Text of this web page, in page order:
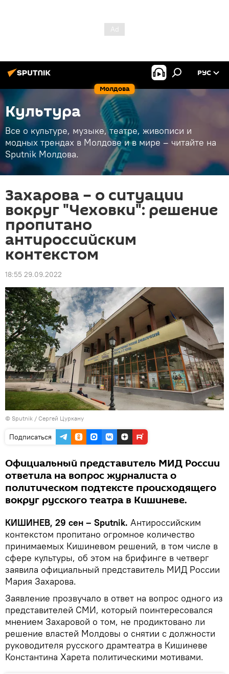
Молдова
РУС
Культура
Все о культуре, музыке, театре, живописи и
модных трендах в Молдове и в мире – читайте на
Sputnik Молдова.
Захарова – о ситуации
вокруг "Чеховки": решение
пропитано
антироссийским
контекстом
18:55 29.09.2022
© Sputnik / Сергей Цуркану
Подписаться
Официальный представитель МИД России
ответила на вопрос журналиста о
политическом подтексте происходящего
вокруг русского театра в Кишиневе.
КИШИНЕВ, 29 сен – Sputnik. Антироссийским
контекстом пропитано огромное количество
принимаемых Кишиневом решений, в том числе в
сфере культуры, об этом на брифинге в четверг
заявила официальный представитель МИД России
Мария Захарова.
Заявление прозвучало в ответ на вопрос одного из
представителей СМИ, который поинтересовался
мнением Захаровой о том, не продиктовано ли
решение властей Молдовы о снятии с должности
руководителя русского драмтеатра в Кишиневе
Константина Харета политическими мотивами.